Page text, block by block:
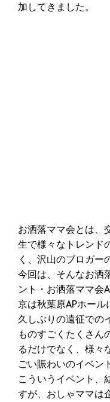
加してきました。
お洒落ママ会とは、
生で様々なトレンド
く、沢山のブロガー
今回は、そんなお洒
ント・お洒落ママ
京は秋葉原APホール
久しぶりの遠征での
ものすごくたくさん
るだけでなく、様々
ごい賑わいのイベン
こういうイベント、
すが、おしゃママは